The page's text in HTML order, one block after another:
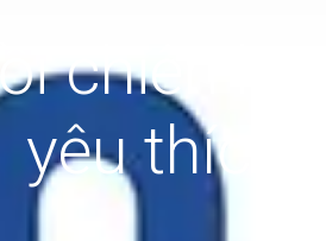
chiên
yêu thích